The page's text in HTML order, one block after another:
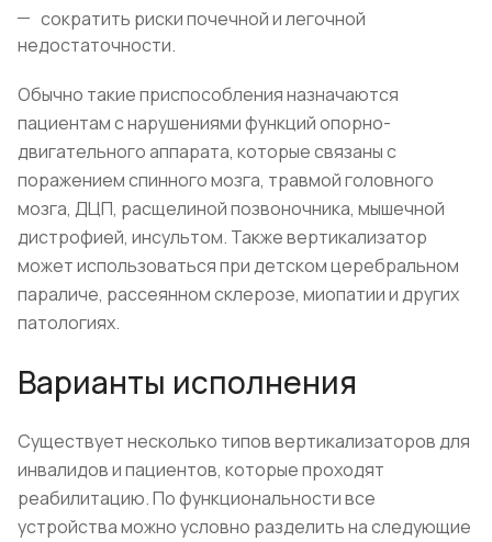
сократить риски почечной и легочной
недостаточности.
Обычно такие приспособления назначаются
пациентам с нарушениями функций опорно-
двигательного аппарата, которые связаны с
поражением спинного мозга, травмой головного
мозга, ДЦП, расщелиной позвоночника, мышечной
дистрофией, инсультом. Также вертикализатор
может использоваться при детском церебральном
параличе, рассеянном склерозе, миопатии и других
патологиях.
Варианты исполнения
Существует несколько типов вертикализаторов для
инвалидов и пациентов, которые проходят
реабилитацию. По функциональности все
устройства можно условно разделить на следующие